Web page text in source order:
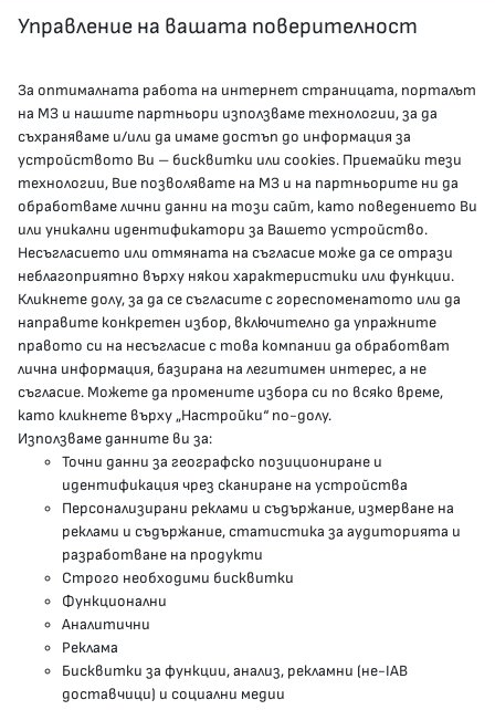
КОНТАКТИ
гр.София, 1000, пл. „Света Неделя“ №5
delovodstvo@mh.government.bg
presscenter@mh.government.bg
МЗ В СОЦИАЛНИТЕ МРЕЖИ
Facebook страница
Instragram профил
YouTube канал
Threads профил
Карта на сайта
Бисквитки
Условия за използване
Управление на вашата поверителност
За оптималната работа на интернет страницата, порталът
на МЗ и нашите партньори използваме технологии, за да
съхраняваме и/или да имаме достъп до информация за
устройството Ви – бисквитки или cookies. Приемайки тези
технологии, Вие позволявате на МЗ и на партньорите ни да
обработваме лични данни на този сайт, като поведението Ви
или уникални идентификатори за Вашето устройство.
Несъгласието или отмяната на съгласие може да се отрази
неблагоприятно върху някои характеристики или функции.
Кликнете долу, за да се съгласите с гореспоменатото или да
направите конкретен избор, включително да упражните
правото си на несъгласие с това компании да обработват
лична информация, базирана на легитимен интерес, а не
съгласие. Можете да промените избора си по всяко време,
като кликнете върху „Настройки“ по-долу.
Използваме данните ви за:
Точни данни за географско позициониране и
идентификация чрез сканиране на устройства
Персонализирани реклами и съдържание, измерване на
реклами и съдържание, статистика за аудиторията и
разработване на продукти
Строго необходими бисквитки
Функционални
Аналитични
Реклама
Бисквитки за функции, анализ, рекламни (не-IAB
доставчици) и социални медии